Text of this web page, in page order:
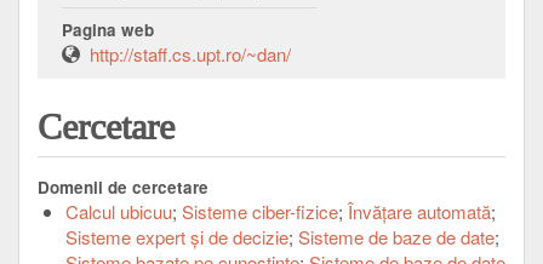
Pagina web
http://staff.cs.upt.ro/~dan/
Cercetare
Domenii de cercetare
Calcul ubicuu Sisteme ciber-fizice Învăţare automată
Sisteme expert şi de decizie Sisteme de baze de date